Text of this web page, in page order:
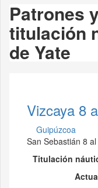
Patrones
titulación
de Yate
Vizcaya 8
Guipúzcoa
San Sebastián 8
Titulación